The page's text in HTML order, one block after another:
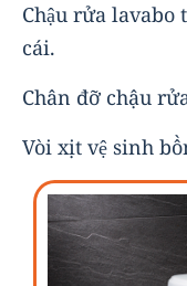
Chậu rửa lavabo
cái.
Chân đỡ chậu
Vòi xịt vệ sinh